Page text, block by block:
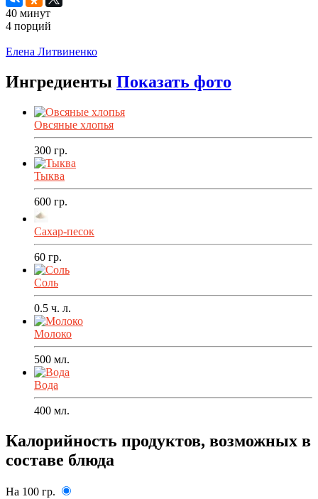
40 минут
4 порций
Елена Литвиненко
Ингредиенты Показать фото
Овсяные хлопья
300 гр.
Тыква
600 гр.
Сахар-песок
60 гр.
Соль
0.5 ч. л.
Молоко
500 мл.
Вода
400 мл.
Калорийность продуктов, возможных в
составе блюда
На 100 гр.